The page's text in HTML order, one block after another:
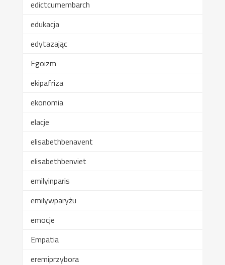
edictcumembarch
edukacja
edytazając
Egoizm
ekipafriza
ekonomia
elacje
elisabethbenavent
elisabethbenviet
emilyinparis
emilywparyżu
emocje
Empatia
eremiprzybora